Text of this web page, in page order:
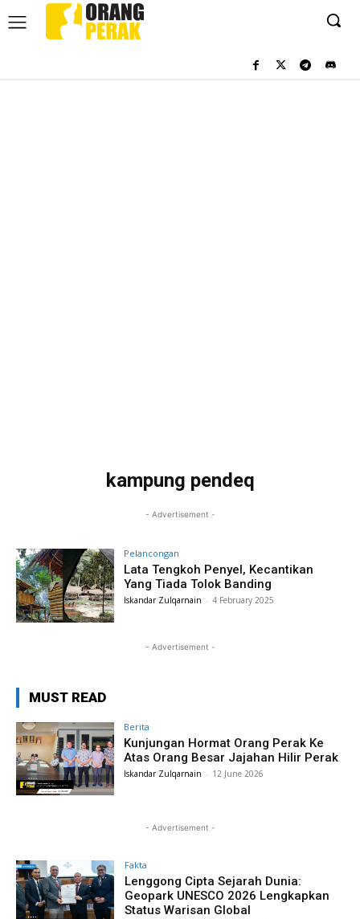
kampung pendeq
- Advertisement -
Pelancongan
Lata Tengkoh Penyel, Kecantikan
Yang Tiada Tolok Banding
Iskandar Zulqarnain - 4 February 2025
- Advertisement -
MUST READ
Berita
Kunjungan Hormat Orang Perak Ke
Atas Orang Besar Jajahan Hilir Perak
Iskandar Zulqarnain - 12 June 2026
- Advertisement -
Fakta
Lenggong Cipta Sejarah Dunia:
Geopark UNESCO 2026 Lengkapkan
Status Warisan Global